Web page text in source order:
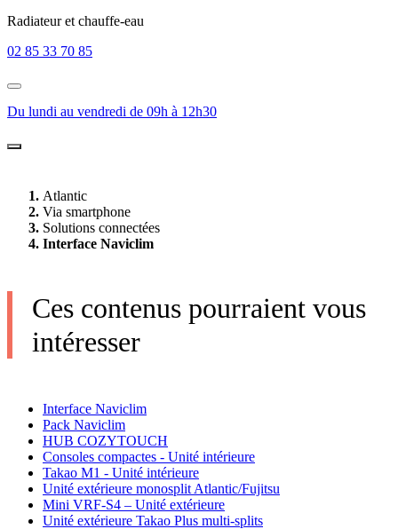
Radiateur et chauffe-eau
02 85 33 70 85
Du lundi au vendredi de 09h à 12h30
Atlantic
Via smartphone
Solutions connectées
Interface Naviclim
Ces contenus pourraient vous
intéresser
Interface Naviclim
Pack Naviclim
HUB COZYTOUCH
Consoles compactes - Unité intérieure
Takao M1 - Unité intérieure
Unité extérieure monosplit Atlantic/Fujitsu
Mini VRF-S4 – Unité extérieure
Unité extérieure Takao Plus multi-splits